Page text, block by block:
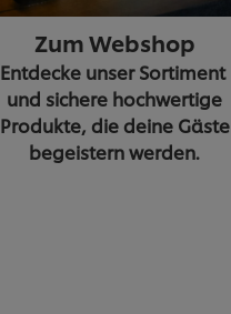
Zum Webshop
Entdecke unser Sortiment
und sichere hochwertige
Produkte, die deine Gäste
begeistern werden.